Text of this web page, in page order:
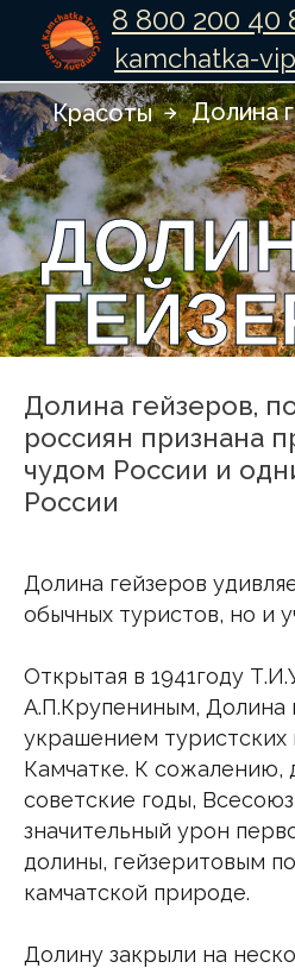
8 800 200 40
kamchatka-
Долина
Красоты
Долина гейзеров,
россиян признана
чудом России и
России
Долина гейзеров
обычных туристов, но и
Открытая в 1941году
А.П.Крупениным, Долина
украшением
Камчатке. К сожалению,
советские годы,
значительный урон
долины, гейзеритовым
камчатской природе.
Долину закрыли на